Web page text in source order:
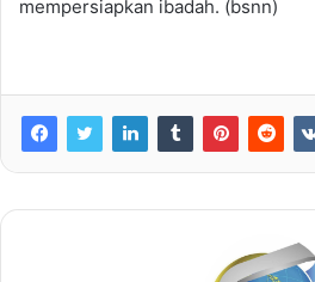
mempersiapkan ibadah. (bsnn)